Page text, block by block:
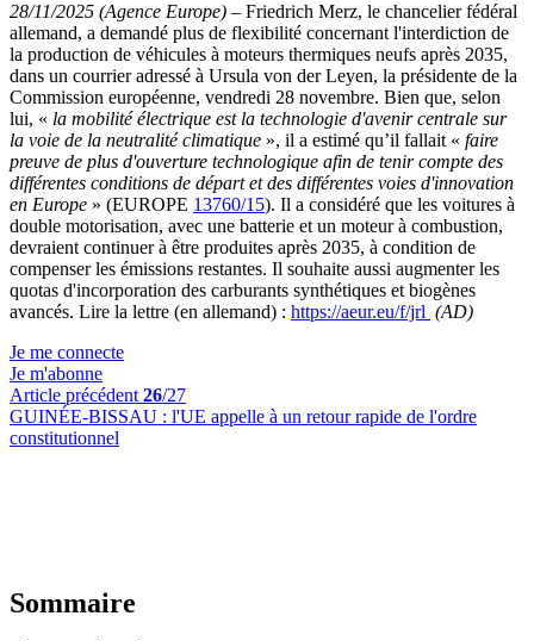
28/11/2025 (Agence Europe) – Friedrich Merz, le chancelier fédéral
allemand, a demandé plus de flexibilité concernant l'interdiction de
la production de véhicules à moteurs thermiques neufs après 2035,
dans un courrier adressé à Ursula von der Leyen, la présidente de la
Commission européenne, vendredi 28 novembre. Bien que, selon
lui, « la mobilité électrique est la technologie d'avenir centrale sur
la voie de la neutralité climatique », il a estimé qu’il fallait « faire
preuve de plus d'ouverture technologique afin de tenir compte des
différentes conditions de départ et des différentes voies d'innovation
en Europe » (EUROPE 13760/15). Il a considéré que les voitures à
double motorisation, avec une batterie et un moteur à combustion,
devraient continuer à être produites après 2035, à condition de
compenser les émissions restantes. Il souhaite aussi augmenter les
quotas d'incorporation des carburants synthétiques et biogènes
avancés. Lire la lettre (en allemand) : https://aeur.eu/f/jrl (AD)
Je me connecte
Je m'abonne
Article précédent 26/27
GUINÉE-BISSAU : l'UE appelle à un retour rapide de l'ordre
constitutionnel
Sommaire